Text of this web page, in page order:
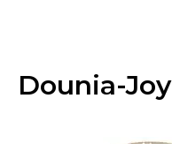
Dounia-Joy